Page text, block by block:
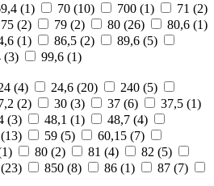
(1) 70 (10) 700 (1) 71 (2)
75 (2) 79 (2) 80 (26) 80,6 (1)
(1) 86,5 (2) 89,6 (5)
(3) 99,6 (1)
(4) 24,6 (20) 240 (5)
(2) 30 (3) 37 (6) 37,5 (1)
(3) 48,1 (1) 48,7 (4)
13) 59 (5) 60,15 (7)
1) 80 (2) 81 (4) 82 (5)
23) 850 (8) 86 (1) 87 (7)